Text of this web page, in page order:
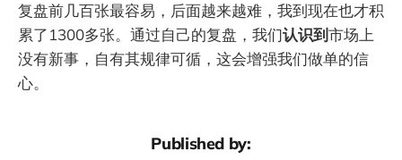
复盘前几百张最容易，后面越来越难，我到现在也才积
累了1300多张。通过自己的复盘，我们认识到市场上
没有新事，自有其规律可循，这会增强我们做单的信
心。
Published by: